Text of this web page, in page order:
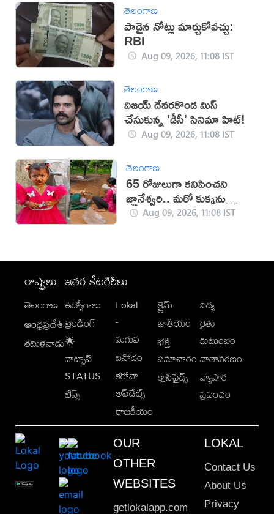
తెలంగాణ
పాడైన నోట్లు మార్చుకోవచ్చు:
RBI
Aug 09, 2026, 11:08 IST
తెలంగాణ
విజయ్ దేవరకొండ మిస్
చేసుకున్న 'డీసీ' సినిమా హిట్!
Aug 09, 2026, 11:08 IST
తెలంగాణ
65 రోజులుగా కనిపించని
జ్ఞానేశ్వరి.. మరో కుక్కను
తెచ్చుకున్న పేరెంట్స్
Aug 09, 2026, 11:08 IST
రాష్ట్రాలు
తెలంగాణ
ఆంధ్రప్రదేశ్
తమిళనాడు
ఇతర కేటగిరీలు
ఉద్యోగాలు
ట్రెండింగ్
🌟
వాట్సాప్
STATUS
టిప్స్
Lokal
-
మగువ
వినోదం
కరోనా
అప్‌డేట్స్
రాజకీయం
క్రైమ్
జాతీయం
భక్తి
సమాచారం
క్లాసిఫైడ్స్
విద్య
రైతు
కుటుంబం
వాతావరణం
వ్యాపార
ప్రపంచం
OUR
OTHER
WEBSITES
getlokalapp.com
LOKAL
Contact Us
About Us
Privacy